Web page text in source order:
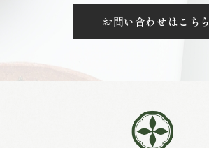
お問い合わせはこちら